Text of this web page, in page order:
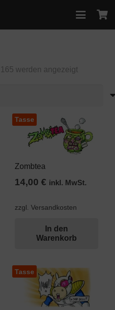
werden angezeigtNach
Tasse
Zombtea
14,00€ inkl. MwSt.
zzgl. Versandkosten
In den
Warenkorb
Tasse